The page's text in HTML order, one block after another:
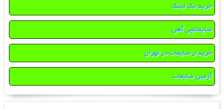
خرید بک لینک
ضایعاتچی آهن
خریدار ضایعات در تهران
آرمین ضایعات